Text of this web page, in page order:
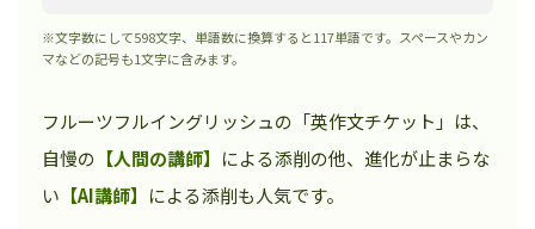
※文字数にして598文字、単語数に換算すると117単語です。スペースやカン
マなどの記号も1文字に含みます。
フルーツフルイングリッシュの「英作文チケット」は、
自慢の 【人間の講師】 による添削の他、進化が止まらな
い 【AI講師】 による添削も人気です。